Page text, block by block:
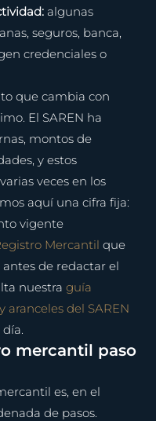
algunas
seguros, banca,
credenciales o
que cambia con
El SAREN ha
montos de
y estos
veces en los
aquí una cifra fija:
vigente
Mercantil que
de redactar el
nuestra guía
del SAREN
mercantil paso
es, en el
de pasos.